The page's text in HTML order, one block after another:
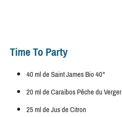
Time To Party
40 ml de Saint James Bio 40°
20 ml de Caraïbos Pêche du Verger
25 ml de Jus de Citron